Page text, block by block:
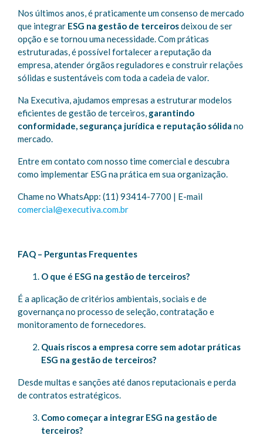
Nos últimos anos, é praticamente um consenso de mercado
que integrar ESG na gestão de terceirosdeixou de ser
opção e se tornou uma necessidade. Com práticas
estruturadas, é possível fortalecer a reputação da
empresa, atender órgãos reguladores e construir relações
sólidas e sustentáveis com toda a cadeia de valor.
Na Executiva, ajudamos empresas a estruturar modelos
eficientes de gestão de terceiros, garantindo
conformidade, segurança jurídica e reputação sólida no
mercado.
Entre em contato com nosso time comercial e descubra
como implementar ESG na prática em sua organização.
Chame no WhatsApp: (11) 93414-7700 | E-mail
comercial@executiva.com.br
FAQ – Perguntas Frequentes
O que é ESG na gestão de terceiros?
É a aplicação de critérios ambientais, sociais e de
governança no processo de seleção, contratação e
monitoramento de fornecedores.
Quais riscos a empresa corre sem adotar práticas
ESG na gestão de terceiros?
Desde multas e sanções até danos reputacionais e perda
de contratos estratégicos.
Como começar a integrar ESG na gestão de
terceiros?